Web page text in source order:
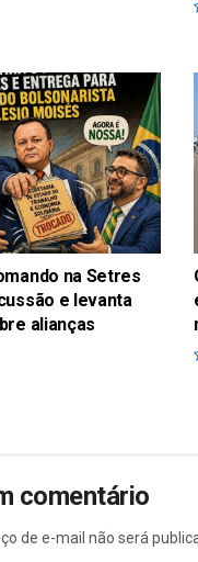
na Setres
e levanta
alianças
comentário
de e-mail não será